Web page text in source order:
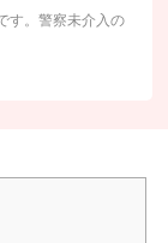
す。警察未介入の